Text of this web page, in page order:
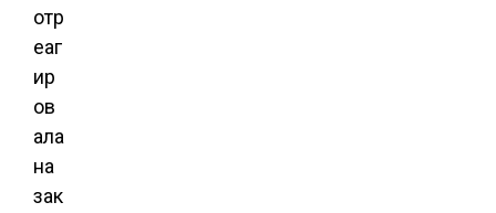
отр
еаг
ир
ов
ала
на
зак